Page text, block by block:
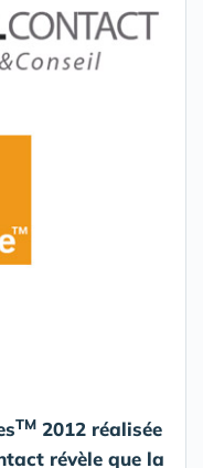
TM2012 réalisée
révèle que la